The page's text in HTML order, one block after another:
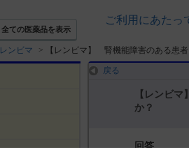
全ての医薬品を表示
ご利用にあたっ
レンビマ > 【レンビマ】 腎機能障害のある患
戻る
【レンビ
か？
回答